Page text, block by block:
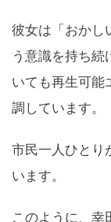
彼女は「おかし
う意識を持ち続
いても再生可能
調しています。
市民一人ひとり
います。
このように、幸